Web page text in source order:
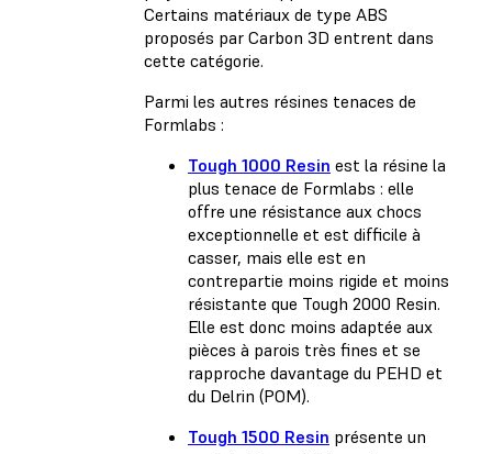
Certains matériaux de type ABS
proposés par Carbon 3D entrent dans
cette catégorie.
Parmi les autres résines tenaces de
Formlabs :
Tough 1000 Resin est la résine la
plus tenace de Formlabs : elle
offre une résistance aux chocs
exceptionnelle et est difficile à
casser, mais elle est en
contrepartie moins rigide et moins
résistante que Tough 2000 Resin.
Elle est donc moins adaptée aux
pièces à parois très fines et se
rapproche davantage du PEHD et
du Delrin (POM).
Tough 1500 Resin présente un